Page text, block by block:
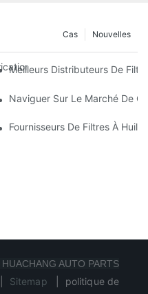
Nouvelles
Cas
De Filtres À Huile : Un
Meilleurs Distributeurs De
Votre Modèle De Véhicule :
Naviguer Sur Le Marché De
De Filtres À Huile Et
Fournisseurs De Filtres À
AUTO PARTS
Sitemap
politique de